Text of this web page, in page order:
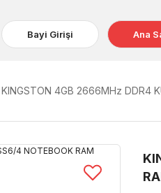
Bayi Girişi Ana
KINGSTON 4GB 2666MHz DDR4